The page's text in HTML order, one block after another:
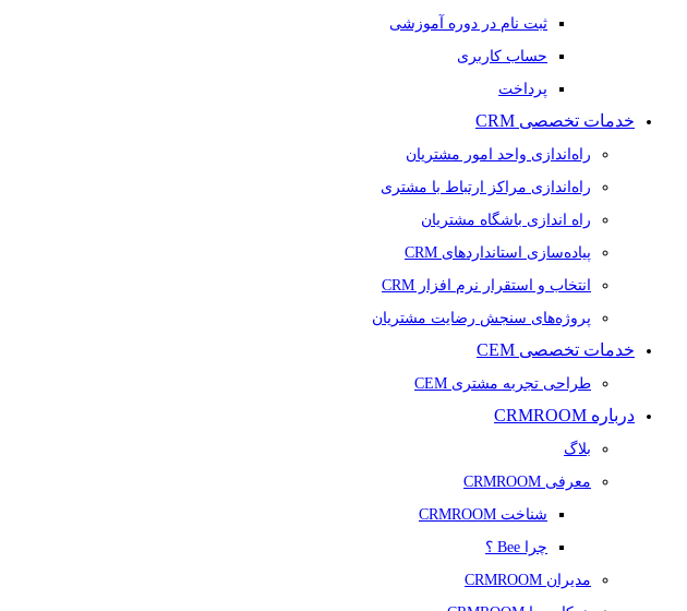
ثبت نام در دوره آموزشی
حساب کاربری
پرداخت
خدمات تخصصی CRM
راه‌اندازی واحد امور مشتریان
راه‌اندازی مراکز ارتباط با مشتری
راه اندازی باشگاه مشتریان
پیاده‌سازی استانداردهای CRM
انتخاب و استقرار نرم افزار CRM
پروژه‌های سنجش رضایت مشتریان
خدمات تخصصی CEM
طراحی تجربه مشتری CEM
درباره CRMROOM
بلاگ
معرفی CRMROOM
شناخت CRMROOM
چرا Bee ؟
مدیران CRMROOM